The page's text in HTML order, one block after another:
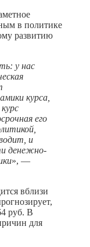
в политике
развитию
у нас
курса,
его
и
денежно-
», —
вблизи
руб. В
для